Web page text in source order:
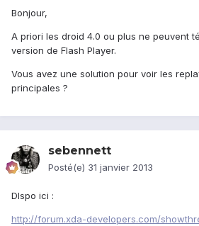
Bonjour,
A priori les droid 4.0 ou plus ne peuvent
version de Flash Player.
Vous avez une solution pour voir les
principales ?
sebennett
Posté(e) 31 janvier 2013
DIspo ici :
http://forum.xda-developers.com/